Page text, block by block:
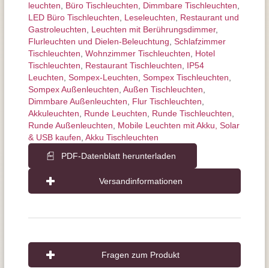
leuchten
Büro Tischleuchten Dimmbare Tischleuchten
LED Büro Tischleuchten
Leseleuchten
Restaurant und
Gastroleuchten
Leuchten mit Berührungs­dimmer,
Flurleuchten und Dielen-Beleuchtung Schlafzimmer
Tischleuchten Wohnzimmer Tischleuchten
Hotel
Tischleuchten
Restaurant Tischleuchten
IP54
Leuchten Sompex-Leuchten Sompex Tischleuchten
Sompex Außenleuchten Außen Tischleuchten
Dimmbare Außenleuchten
Flur Tischleuchten
Akkuleuchten
Runde Leuchten Runde Tischleuchten
Runde Außenleuchten
Mobile Leuchten mit Akku, Solar
& USB kaufen Akku Tischleuchten
PDF-Datenblatt herunterladen
Versandinformationen
Fragen zum Produkt